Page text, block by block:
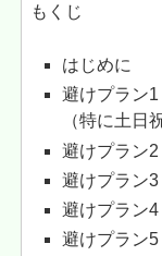
もくじ
はじめに
避けプラン
（特に土日
避けプラン
避けプラン
避けプラン
避けプラン